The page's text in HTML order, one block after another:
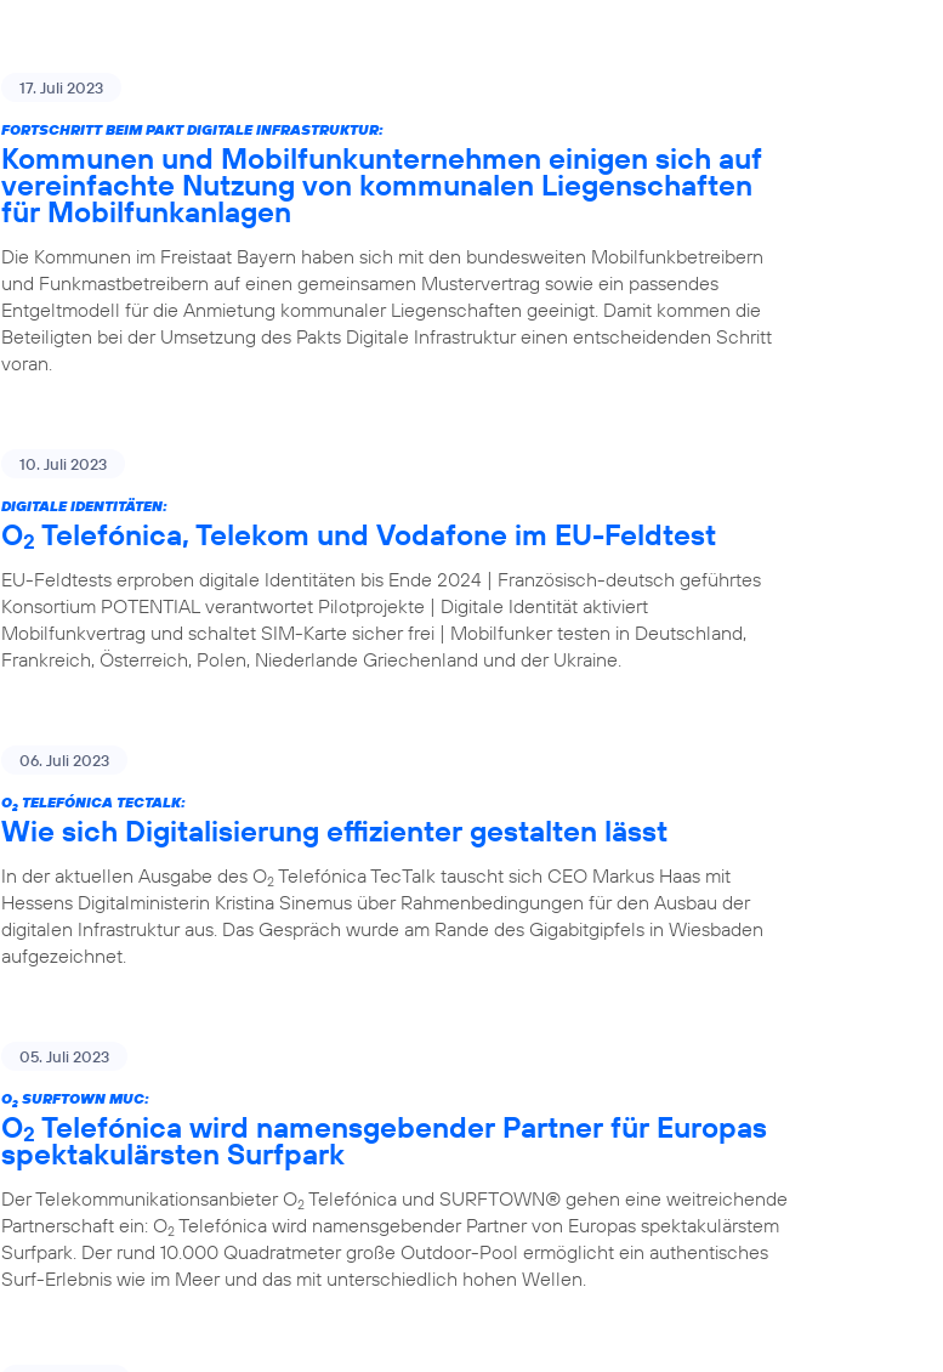
17. Juli 2023
FORTSCHRITT BEIM PAKT DIGITALE INFRASTRUKTUR:
Kommunen und Mobilfunkunternehmen einigen sich auf
vereinfachte Nutzung von kommunalen Liegenschaften
für Mobilfunkanlagen
Die Kommunen im Freistaat Bayern haben sich mit den bundesweiten Mobilfunkbetreibern
und Funkmastbetreibern auf einen gemeinsamen Mustervertrag sowie ein passendes
Entgeltmodell für die Anmietung kommunaler Liegenschaften geeinigt. Damit kommen die
Beteiligten bei der Umsetzung des Pakts Digitale Infrastruktur einen entscheidenden Schritt
voran.
10. Juli 2023
DIGITALE IDENTITÄTEN:
O2 Telefónica, Telekom und Vodafone im EU-Feldtest
EU-Feldtests erproben digitale Identitäten bis Ende 2024 | Französisch-deutsch geführtes
Konsortium POTENTIAL verantwortet Pilotprojekte | Digitale Identität aktiviert
Mobilfunkvertrag und schaltet SIM-Karte sicher frei | Mobilfunker testen in Deutschland,
Frankreich, Österreich, Polen, Niederlande Griechenland und der Ukraine.
06. Juli 2023
O2 TELEFÓNICA TECTALK:
Wie sich Digitalisierung effizienter gestalten lässt
In der aktuellen Ausgabe des O2 Telefónica TecTalk tauscht sich CEO Markus Haas mit
Hessens Digitalministerin Kristina Sinemus über Rahmenbedingungen für den Ausbau der
digitalen Infrastruktur aus. Das Gespräch wurde am Rande des Gigabitgipfels in Wiesbaden
aufgezeichnet.
05. Juli 2023
O2 SURFTOWN MUC:
O2 Telefónica wird namensgebender Partner für Europas
spektakulärsten Surfpark
Der Telekommunikationsanbieter O2 Telefónica und SURFTOWN® gehen eine weitreichende
Partnerschaft ein: O2 Telefónica wird namensgebender Partner von Europas spektakulärstem
Surfpark. Der rund 10.000 Quadratmeter große Outdoor-Pool ermöglicht ein authentisches
Surf-Erlebnis wie im Meer und das mit unterschiedlich hohen Wellen.